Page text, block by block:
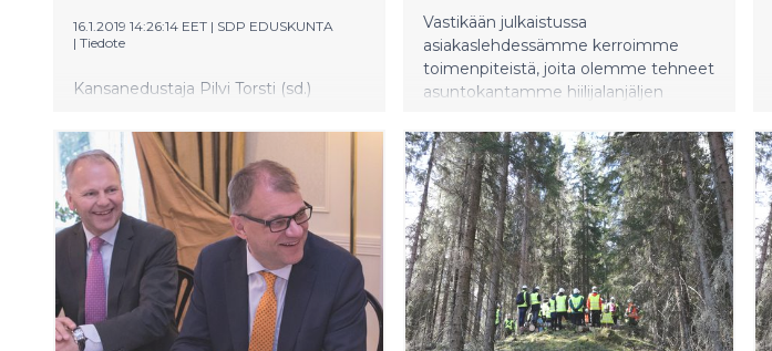
16.1.2019 14:26:14 EET | SDP EDUSKUNTA
| Tiedote
Kansanedustaja Pilvi Torsti (sd.)
nostettava kiireellisesti
koulutuksemme perussisältöihin.
Tarvitsemme sitovia ratkaisuja, jotka
koskevat opetussuunnitelmia ja
tutkintotavoitteita peruskoulussa,
lukioissa ja ammatillisissa
oppilaitoksissa.
Vastikään julkaistussa
asiakaslehdessämme kerroimme
toimenpiteistä, joita olemme tehneet
asuntokantamme hiilijalanjäljen
meidät itsemmekin.